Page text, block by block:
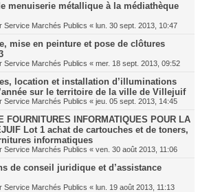
menuiserie métallique à la médiathèque
Service Marchés Publics « lun. 30 sept. 2013, 10:47
mise en peinture et pose de clôtures
Service Marchés Publics « mer. 18 sept. 2013, 09:52
location et installation d’illuminations
sur le territoire de la ville de Villejuif
Service Marchés Publics « jeu. 05 sept. 2013, 14:45
FOURNITURES INFORMATIQUES POUR LA
Lot 1 achat de cartouches et de toners,
informatiques
Service Marchés Publics « ven. 30 août 2013, 11:06
de conseil juridique et d’assistance
Service Marchés Publics « lun. 19 août 2013, 11:13